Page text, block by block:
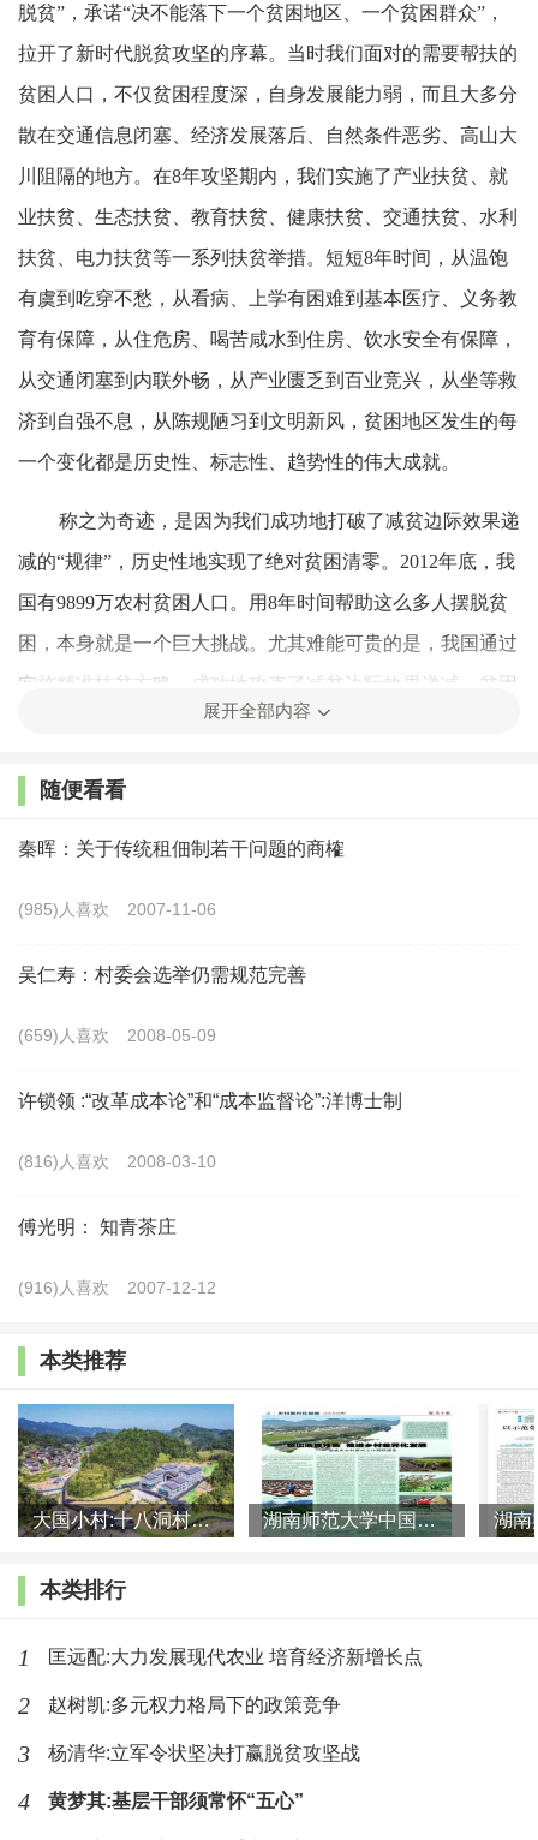
脱贫”，承诺“决不能落下一个贫困地区、一个贫困群众”，
拉开了新时代脱贫攻坚的序幕。当时我们面对的需要帮扶的
贫困人口，不仅贫困程度深，自身发展能力弱，而且大多分
散在交通信息闭塞、经济发展落后、自然条件恶劣、高山大
川阻隔的地方。在8年攻坚期内，我们实施了产业扶贫、就
业扶贫、生态扶贫、教育扶贫、健康扶贫、交通扶贫、水利
扶贫、电力扶贫等一系列扶贫举措。短短8年时间，从温饱
有虞到吃穿不愁，从看病、上学有困难到基本医疗、义务教
育有保障，从住危房、喝苦咸水到住房、饮水安全有保障，
从交通闭塞到内联外畅，从产业匮乏到百业竞兴，从坐等救
济到自强不息，从陈规陋习到文明新风，贫困地区发生的每
一个变化都是历史性、标志性、趋势性的伟大成就。
称之为奇迹，是因为我们成功地打破了减贫边际效果递
减的“规律”，历史性地实现了绝对贫困清零。2012年底，我
国有9899万农村贫困人口。用8年时间帮助这么多人摆脱贫
困，本身就是一个巨大挑战。尤其难能可贵的是，我国通过
实施精准扶贫方略，成功地攻克了减贫边际效果递减、贫困
人口下降到一定水平后往往难以继续下降的世界难题。国际
就会进入最艰苦的阶段。2017年我国接近这个临界点时，党
中央及时作出聚焦深度贫困地区脱贫攻坚的重大决策。有了
551万人。
称之为奇迹，是因为在全球贫困状况依然严峻、一些国
年可持续发展议程》减贫目标。2020年10月9日，世界银行
发布报告称，由于新冠肺炎疫情大流行以及由此导致的经济
1990年开始编制该数据以来，极端贫困人口数量增加幅度最
现向全国人民作出的庄严承诺。
我国创造的人类减贫史上的伟大奇迹，不仅为全面建成
小康社会作出了重要贡献，而且为开启全面建设社会主义现
代化国家新征程奠定了坚实基础；不仅造福中国人民，而且
创造了减贫治理的中国样本，为全球减贫事业作出了重大贡
献。
（作者系《中国乡村发现》学术委员，国务院发展研究
展开全部内容
随便看看
秦晖：关于传统租佃制若干问题的商榷
(985)人喜欢 2007-11-06
吴仁寿：村委会选举仍需规范完善
(659)人喜欢 2008-05-09
许锁领 :“改革成本论”和“成本监督论”:洋博士制
(816)人喜欢 2008-03-10
傅光明： 知青茶庄
(916)人喜欢 2007-12-12
本类推荐
大国小村:十八洞村的现代变迁是一道美丽的风景线 湖南师范大学中国乡村振兴研究院课题组:突出地域特色 推进乡村
本类排行
1 匡远配:大力发展现代农业 培育经济新增长点
2 赵树凯:多元权力格局下的政策竞争
3 杨清华:立军令状坚决打赢脱贫攻坚战
4 黄梦其:基层干部须常怀“五心”